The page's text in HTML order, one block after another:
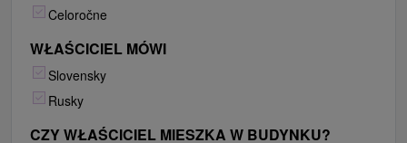
Celoročne
WŁAŚCICIEL MÓWI
Slovensky
Rusky
CZY WŁAŚCICIEL MIESZKA W BUDYNKU?